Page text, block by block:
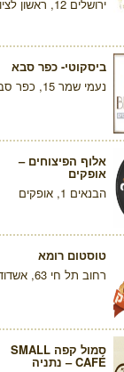
ירושלים 12, ראשון לציון
ביסקוטי- כפר סבא
נעמי שמר 15, כפר סבא
אלוף הפיצוחים –
אופקים
הבנאים 1, אופקים
טוסטום רומא
רחוב תל חי 63, אשדוד
סמול קפה SMALL
CAFÉ – נתניה